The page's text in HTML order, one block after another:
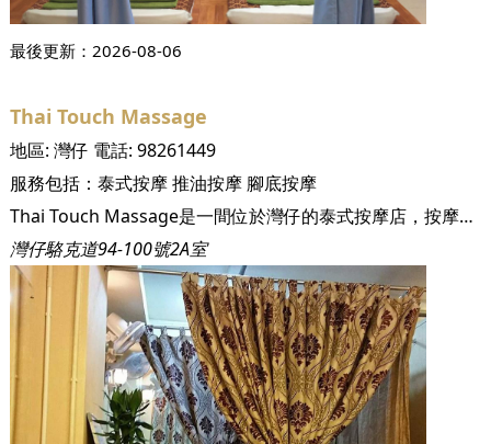
最後更新： 2026-08-06
Thai Touch Massage
地區: 灣仔 電話: 98261449
服務包括： 泰式按摩推油按摩 腳底按摩
Thai Touch Massage是一間位於灣仔的泰式按摩店，按摩師們擁有豐富的泰式按摩經驗，讓客人從繁忙的都市生活中，亦能享受到真正的泰式按摩。
灣仔駱克道94-100號2A室